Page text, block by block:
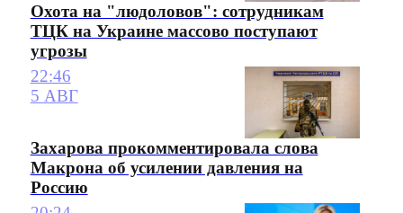
Охота на "людоловов": сотрудникам
ТЦК на Украине массово поступают
угрозы
22:46
5 АВГ
Захарова прокомментировала слова
Макрона об усилении давления на
Россию